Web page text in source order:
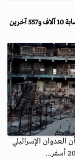
العدوان الإسرائيلي